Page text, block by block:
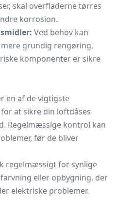
skal overfladerne tørres
korrosion.
Ved behov kan
grundig rengøring,
komponenter er sikre
en af de vigtigste
at sikre din loftdåses
Regelmæssige kontrol kan
før de bliver
regelmæssigt for synlige
eller opbygning, der
elektriske problemer.